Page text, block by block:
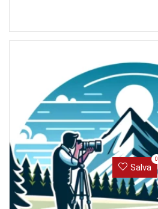
Salva
0